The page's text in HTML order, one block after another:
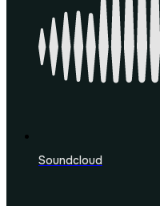
Soundcloud